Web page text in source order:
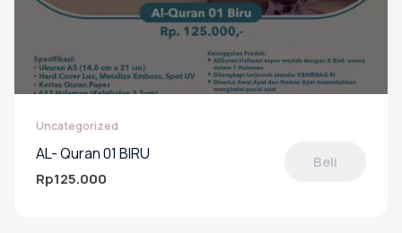
Uncategorized
AL- Quran 01 BIRU
Rp125.000
Beli